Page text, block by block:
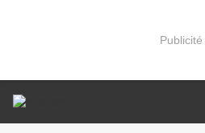
Publicité